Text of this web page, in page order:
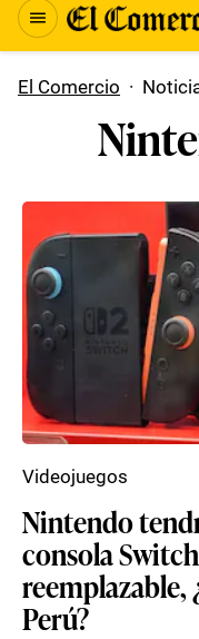
El Comercio ·
Nintendo
consola
reemplazable,
Perú?
Videojuegos